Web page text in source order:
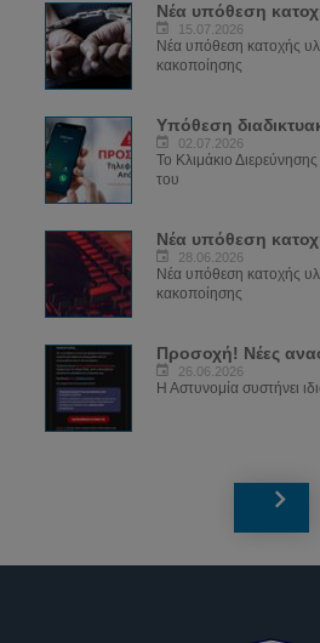
Νέα υπόθεση
15.07.2026
Νέα υπόθεση κατοχής
κακοποίησης
Υπόθεση
02.07.2026
Το Κλιμάκιο
του
Νέα υπόθεση
28.06.2026
Νέα υπόθεση κατοχής
κακοποίησης
26.06.2026
Η Αστυνομία συστήνει